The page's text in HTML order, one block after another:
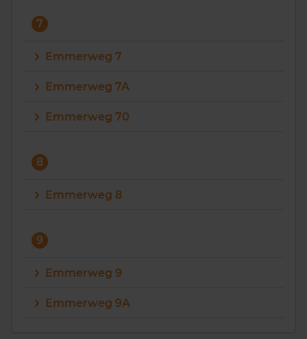
7
Emmerweg 7
Emmerweg 7A
Emmerweg 70
8
Emmerweg 8
9
Emmerweg 9
Emmerweg 9A